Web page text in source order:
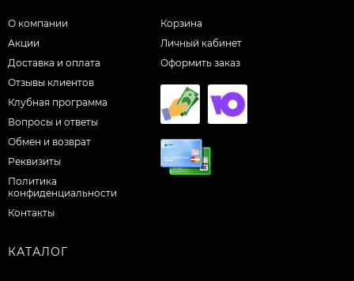
О компании
Акции
Доставка и оплата
Отзывы клиентов
Клубная программа
Вопросы и ответы
Обмен и возврат
Реквизиты
Политика
конфиденциальности
Контакты
Корзина
Личный кабинет
Оформить заказ
КАТАЛОГ